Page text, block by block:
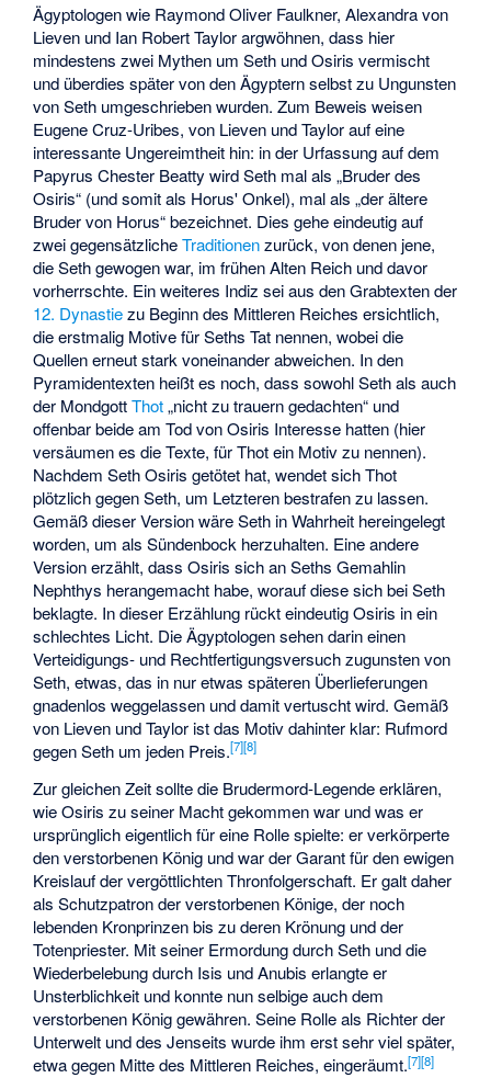
Ägyptologen wie Raymond Oliver Faulkner, Alexandra von
Lieven und Ian Robert Taylor argwöhnen, dass hier
mindestens zwei Mythen um Seth und Osiris vermischt
und überdies später von den Ägyptern selbst zu Ungunsten
von Seth umgeschrieben wurden. Zum Beweis weisen
Eugene Cruz-Uribes, von Lieven und Taylor auf eine
interessante Ungereimtheit hin: in der Urfassung auf dem
Papyrus Chester Beatty wird Seth mal als „Bruder des
Osiris“ (und somit als Horus' Onkel), mal als „der ältere
Bruder von Horus“ bezeichnet. Dies gehe eindeutig auf
zwei gegensätzlicheTraditionenzurück, von denen jene,
die Seth gewogen war, im frühen Alten Reich und davor
vorherrschte. Ein weiteres Indiz sei aus den Grabtexten der
12. Dynastiezu Beginn des Mittleren Reiches ersichtlich,
die erstmalig Motive für Seths Tat nennen, wobei die
Quellen erneut stark voneinander abweichen. In den
Pyramidentexten heißt es noch, dass sowohl Seth als auch
der MondgottThot„nicht zu trauern gedachten“ und
offenbar beide am Tod von Osiris Interesse hatten (hier
versäumen es die Texte, für Thot ein Motiv zu nennen).
Nachdem Seth Osiris getötet hat, wendet sich Thot
plötzlich gegen Seth, um Letzteren bestrafen zu lassen.
Gemäß dieser Version wäre Seth in Wahrheit hereingelegt
worden, um als Sündenbock herzuhalten. Eine andere
Version erzählt, dass Osiris sich an Seths Gemahlin
Nephthys herangemacht habe, worauf diese sich bei Seth
beklagte. In dieser Erzählung rückt eindeutig Osiris in ein
schlechtes Licht. Die Ägyptologen sehen darin einen
Verteidigungs- und Rechtfertigungsversuch zugunsten von
Seth, etwas, das in nur etwas späteren Überlieferungen
gnadenlos weggelassen und damit vertuscht wird. Gemäß
von Lieven und Taylor ist das Motiv dahinter klar: Rufmord
gegen Seth um jeden Preis.[7][8]
Zur gleichen Zeit sollte die Brudermord-Legende erklären,
wie Osiris zu seiner Macht gekommen war und was er
ursprünglich eigentlich für eine Rolle spielte: er verkörperte
den verstorbenen König und war der Garant für den ewigen
Kreislauf der vergöttlichten Thronfolgerschaft. Er galt daher
als Schutzpatron der verstorbenen Könige, der noch
lebenden Kronprinzen bis zu deren Krönung und der
Totenpriester. Mit seiner Ermordung durch Seth und die
Wiederbelebung durch Isis und Anubis erlangte er
Unsterblichkeit und konnte nun selbige auch dem
verstorbenen König gewähren. Seine Rolle als Richter der
Unterwelt und des Jenseits wurde ihm erst sehr viel später,
etwa gegen Mitte des Mittleren Reiches, eingeräumt.[7][8]